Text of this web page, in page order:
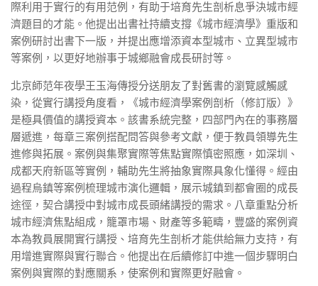
際利用于實行的有用范例，有助于培育先生剖析息爭決城市經
濟題目的才能。他提出出書社持續支撐《城市經濟學》重版和
案例研討出書下一版，并提出應增添資本型城市、立異型城市
等案例，以更好地辦事于城鄉融會成長研討等。
北京師范年夜學王玉海傳授分送朋友了對舊書的瀏覽感觸感
染，從實行講授角度看，《城市經濟學案例剖析（修訂版）》
是極具價值的講授資本。該書系統完整，四部門內在的事務層
層遞進，每章三案例搭配問答與參考文獻，便于教員領導先生
進修與拓展。案例與集聚實際等焦點實際慎密照應，如深圳、
成都天府新區等實例，輔助先生將抽象實際具象化懂得。經由
過程烏鎮等案例梳理城市演化邏輯，展示城鎮到都會圈的成長
途徑，契合講授中對城市成長頭緒講授的需求。八章重點分析
城市經濟焦點組成，籠罩市場、財產等多範疇，豐盛的案例資
本為教員展開實行講授、培育先生剖析才能供給無力支持，有
用增進實際與實行聯合。他提出在后續修訂中進一個步驟明白
案例與實際的對應關系，使案例和實際更好融會。